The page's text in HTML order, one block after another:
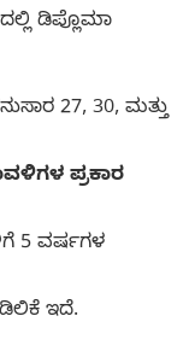
ಡಿಪ್ಲೊಮಾ
27, 30, ಮತ್ತು
ಪ್ರಕಾರ
5 ವರ್ಷಗಳ
ಇದೆ.